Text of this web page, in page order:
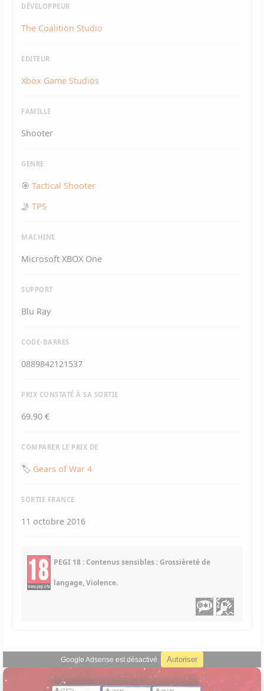
DÉVELOPPEUR
The Coalition Studio
EDITEUR
Xbox Game Studios
FAMILLE
Shooter
GENRE
🎯 Tactical Shooter
🤳 TPS
MACHINE
Microsoft XBOX One
SUPPORT
Blu Ray
CODE-BARRES
0889842121537
PRIX CONSTATÉ À SA SORTIE
69.90 €
COMPARER LE PRIX DE
🏷️ Gears of War 4
SORTIE FRANCE
11 octobre 2016
PEGI 18 : Contenus sensibles : Grossièreté de
langage, Violence.
Google Adsense est désactivé. Autoriser